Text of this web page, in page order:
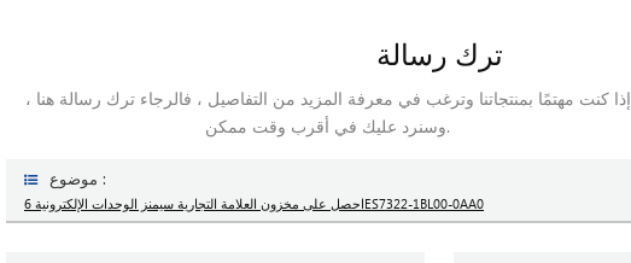
ترك رسالة
إذا كنت مهتمًا بمنتجاتنا وترغب في معرفة المزيد من التفاصيل ، فالرجاء ترك رسالة هنا ،
وسنرد عليك في أقرب وقت ممكن.
موضوع :
احصل على مخزون العلامة التجارية سيمنز الوحدات الإلكترونية 6ES7322-1BL00-0AA0